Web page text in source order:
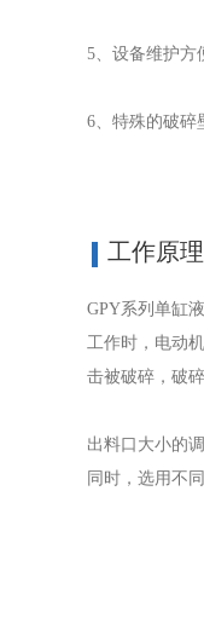
5、设备维护方
6、特殊的破碎
工作原理
GPY系列单缸
工作时，电动
击被破碎，破
出料口大小的
同时，选用不